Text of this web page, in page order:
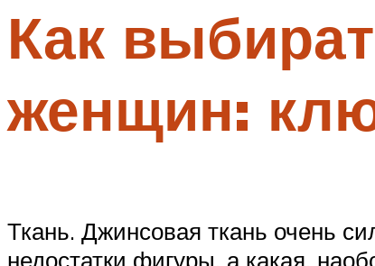
Как
женщин:
Ткань. Джинсовая ткань очень
недостатки фигуры, а какая,